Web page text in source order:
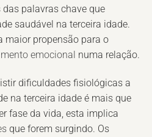
das palavras chave que
saudável na terceira idade.
maior propensão para o
emocional numa relação.
dificuldades fisiológicas a
na terceira idade é mais que
fase da vida, esta implica
que forem surgindo. Os